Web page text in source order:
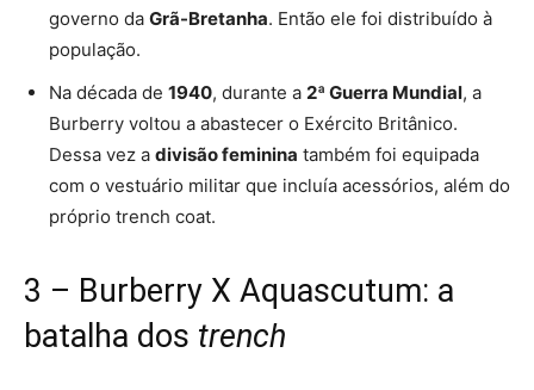
governo da Grã-Bretanha. Então ele foi distribuído à
população.
Na década de 1940, durante a 2ª Guerra Mundial, a
Burberry voltou a abastecer o Exército Britânico.
Dessa vez a divisão feminina também foi equipada
com o vestuário militar que incluía acessórios, além do
próprio trench coat.
3 – Burberry X Aquascutum: a
batalha dos trench